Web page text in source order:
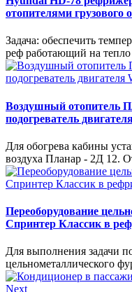
отопителями грузового
Задача: обеспечить
реф работающий на
Воздушный отопитель
подогреватель
Для обогрева кабины
воздуха Планар - 2Д 12.
Переоборудование
Спринтер Классик в
Для выполнения задачи
цельнометаллического